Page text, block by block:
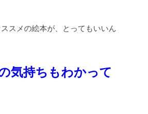
スメの絵本が、とってもいいん
気持ちもわかって